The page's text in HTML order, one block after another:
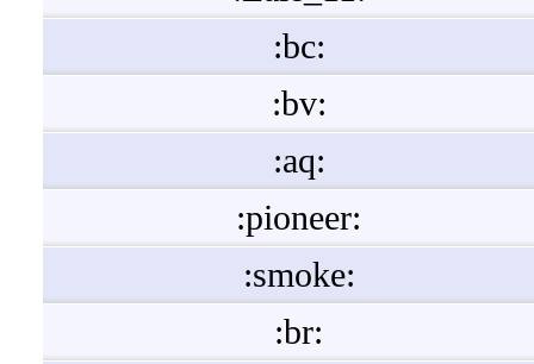
:bc:
:bv:
:aq:
:pioneer:
:smoke:
:br: